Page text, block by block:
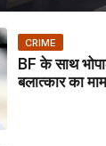
CRIME
BF के साथ
बलात्कार का